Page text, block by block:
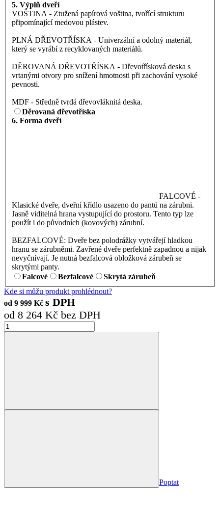
5. Výplň dveří
VOŠTINA - Ztužená papírová voština, tvořící strukturu
připomínající medovou plástev.
PLNÁ DŘEVOTŘÍSKA - Univerzální a odolný materiál,
který se vyrábí z recyklovaných materiálů.
DĚROVANÁ DŘEVOTŘÍSKA - Dřevotřísková deska s
vrtanými otvory pro snížení hmotnosti při zachování vysoké
pevnosti.
MDF - Středně tvrdá dřevovláknitá deska.
Děrovaná dřevotříska
6. Forma dveří
FALCOVÉ -
Klasické dveře, dveřní křídlo usazeno do pantů na zárubni.
Jasně viditelná hrana vystupující do prostoru. Tento typ lze
použít i do původních (kovových) zárubní.
BEZFALCOVÉ: Dveře bez polodrážky vytvářejí hladkou
hranu se zárubněmi. Zavřené dveře perfektně zapadnou a nijak
nevyčnívají. Je nutná bezfalcová obložková zárubeň se
skrytými panty.
Falcové
Bezfalcové
Skrytá zárubeň
Kde si můžu produkt prohlédnout?
od 9 999 Kč s DPH
od 8 264 Kč bez DPH
Poptat